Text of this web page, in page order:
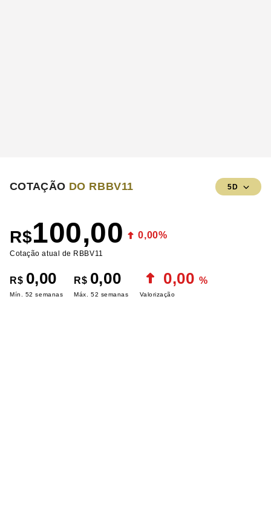
COTAÇÃO DO RBBV11 5D
R$100,00 0,00%
Cotação atual de RBBV11
R$ 0,00
Mín. 52 semanas
R$ 0,00
Máx. 52 semanas
0,00 %
Valorização